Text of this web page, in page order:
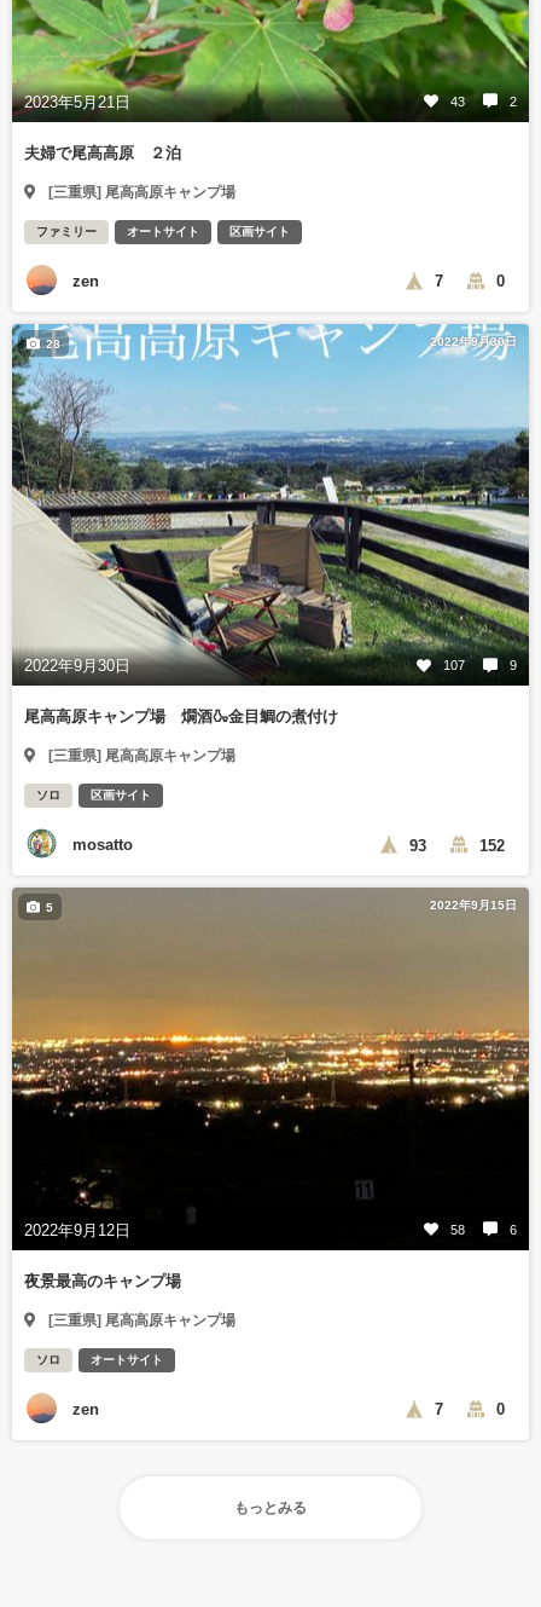
2023年5月21日 43 2
夫婦で尾高高原 ２泊
[三重県] 尾高高原キャンプ場
ファミリー オートサイト 区画サイト
zen 7 0
2022年9月30日
2022年9月30日 107 9
28
尾高高原キャンプ場 燗酒🍶金目鯛の煮付け
[三重県] 尾高高原キャンプ場
ソロ 区画サイト
mosatto 93 152
2022年9月15日
2022年9月12日 58 6
5
夜景最高のキャンプ場
[三重県] 尾高高原キャンプ場
ソロ オートサイト
zen 7 0
もっとみる